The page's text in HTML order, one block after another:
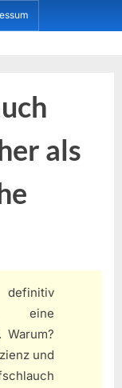
als
eine
Warum?
und